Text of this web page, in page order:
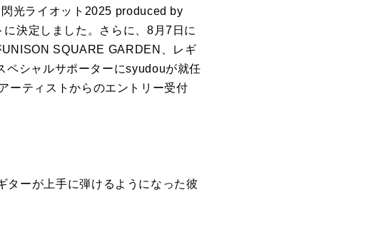
光ライオット2025 produced by
決定しました。さらに、8月7日に
SQUARE GARDEN、レギ
ペシャルサポーターにsyudouが就任
ーティストからのエントリー受付
ターが上手に弾けるようになった彼